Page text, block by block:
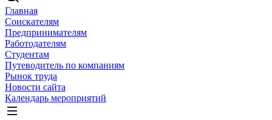
Главная
Соискателям
Предпринимателям
Работодателям
Студентам
Путеводитель по компаниям
Рынок труда
Новости сайта
Календарь мероприятий